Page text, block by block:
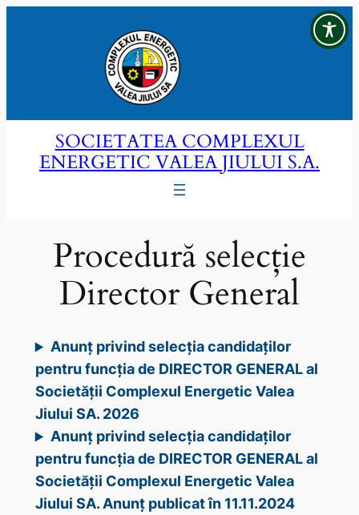
SOCIETATEA COMPLEXUL
ENERGETIC VALEA JIULUI S.A.
Procedură selecție
Director General
Anunț privind selecția candidaților
pentru funcția de DIRECTOR GENERAL al
Societății Complexul Energetic Valea
Jiului SA. 2026
Anunț privind selecția candidaților
pentru funcția de DIRECTOR GENERAL al
Societății Complexul Energetic Valea
Jiului SA. Anunț publicat în 11.11.2024